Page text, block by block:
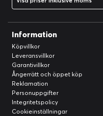
Information
Köpvillkor
Leveransvillkor
Garantivillkor
Ångerrätt och öppet köp
Reklamation
Personuppgifter
Integritetspolicy
Cookieinställningar